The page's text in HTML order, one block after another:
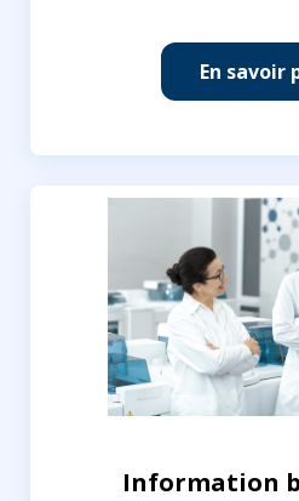
En savoir
Information